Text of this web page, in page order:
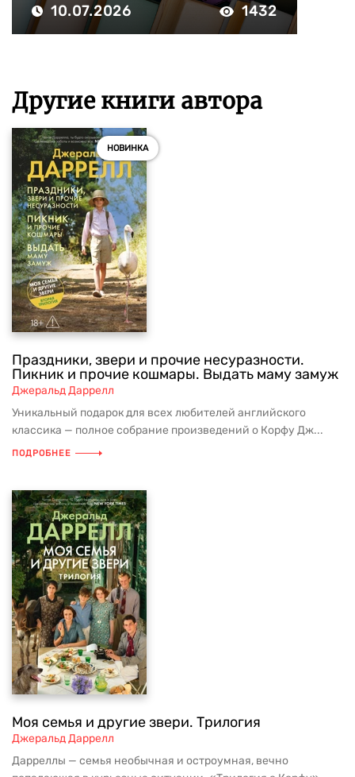
10.07.2026 1432
Другие книги автора
НОВИНКА
Праздники, звери и прочие несуразности.
Пикник и прочие кошмары. Выдать маму замуж
Джеральд Даррелл
Уникальный подарок для всех любителей английского
классика — полное собрание произведений о Корфу Дж...
ПОДРОБНЕЕ
Моя семья и другие звери. Трилогия
Джеральд Даррелл
Дарреллы — семья необычная и остроумная, вечно